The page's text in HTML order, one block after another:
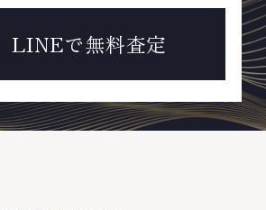
LINEで無料査定